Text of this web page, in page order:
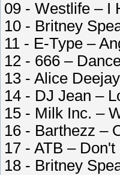
09 - Westlife – I
10 - Britney
11 - E-Type –
12 - 666 –
13 - Alice
14 - DJ Jean –
15 - Milk Inc. –
16 - Barthezz –
17 - ATB – Don't
18 - Britney